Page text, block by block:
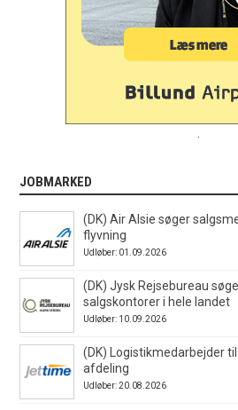
JOBMARKED
(DK) Air Alsie søger
flyvning
Udløber: 01.09.2026
(DK) Jysk Rejsebureau
salgskontorer i hele landet
Udløber: 10.09.2026
(DK) Logistikmedarbejder
afdeling
Udløber: 20.08.2026